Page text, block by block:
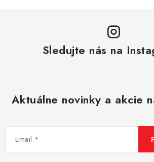
Sledujte nás na
Aktuálne novinky a akcie
Email